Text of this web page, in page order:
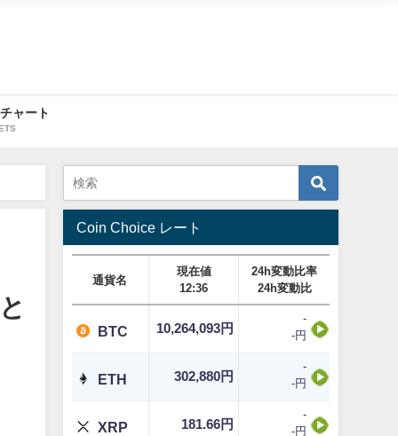
ャート
Coin Choice レート
通貨名
現在値
12:36
24h変動比率
24h変動比
BTC 10,264,093円
-
-円
ETH 302,880円
-
-円
XRP 181.66円
-
-円